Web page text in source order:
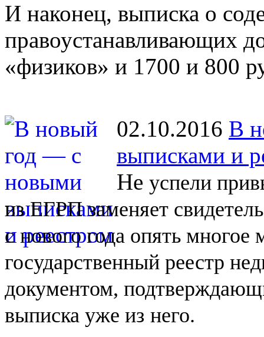
И наконец, выписка о
правоустанавливающих
«физиков» и 1700 и 800
02.10.2016 В
выписками и
Не успели
из ЕГРП заменяет
с нового года опять
государственный реестр
документом,
выписка уже из него.